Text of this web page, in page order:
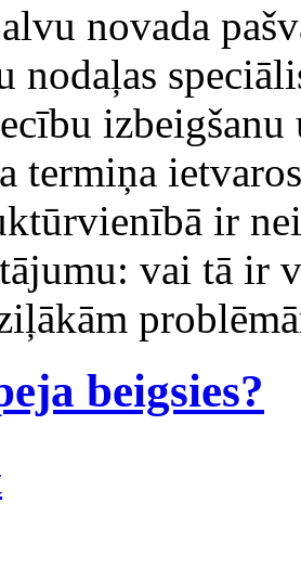
novada
nodaļas
termiņa
ir
vai tā ir
beigsies?